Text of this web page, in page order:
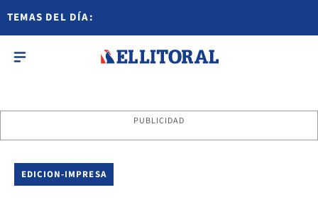
TEMAS DEL DÍA:
PUBLICIDAD
EDICION-IMPRESA